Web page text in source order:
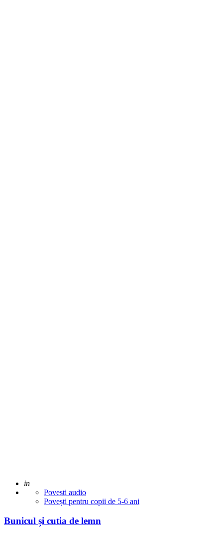
Adaugat
in
Povesti audio
Povești pentru copii de 5-6 ani
Bunicul și cutia de lemn